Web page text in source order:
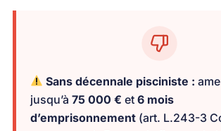
Sans décennale pisciniste :
jusqu’à 75 000 € et 6 mois
d’emprisonnement (art. L.243-3